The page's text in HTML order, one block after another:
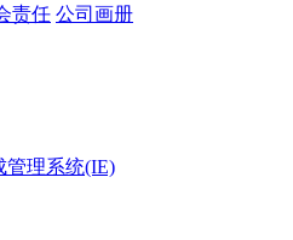
责任 公司画册
管理系统(IE)